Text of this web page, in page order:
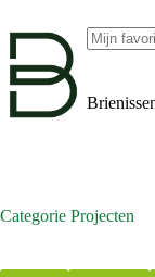
naar
inhoud
Categorie Projecten